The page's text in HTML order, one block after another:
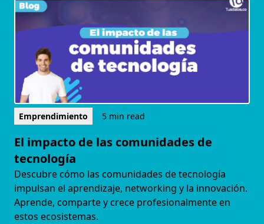
Emprendimiento 5 min read
El impacto de las comunidades de
tecnología
Descubre cómo las comunidades de tecnología
impulsan el aprendizaje, networking y la innovación.
Aprende, comparte y crece profesionalmente en
estos ecosistemas.